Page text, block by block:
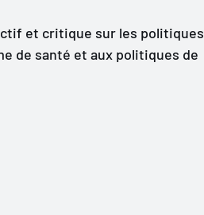
et critique sur les politiques
de santé et aux politiques de